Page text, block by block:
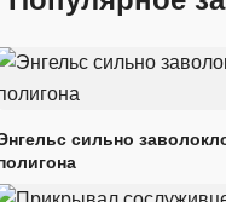
сильно